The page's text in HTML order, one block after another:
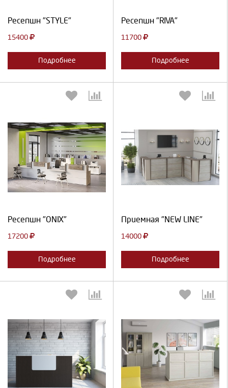
Ресепшн "STYLE"
15400
Подробнее
Ресепшн "RIVA"
11700
Подробнее
Ресепшн "ONIX"
17200
Подробнее
Выберите количество:
Приемная "NEW LINE"
14000
Подробнее
Выберите количество:
Выберите количество: Выберите количество: